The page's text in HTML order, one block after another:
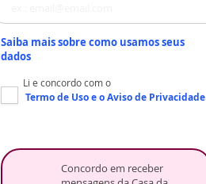
Saiba mais sobre como usamos seus
dados
Li e concordo com o
Termo de Usoe oAviso de Privacidade
Concordo em receber